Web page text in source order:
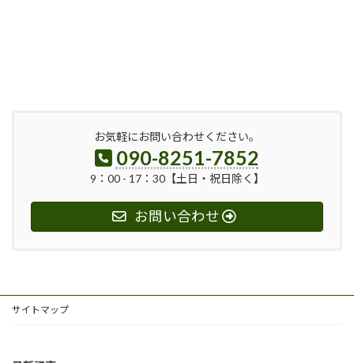
お気軽にお問い合わせください。
090-8251-7852
9：00 - 17：30【土日・祝日除く】
お問い合わせ
サイトマップ